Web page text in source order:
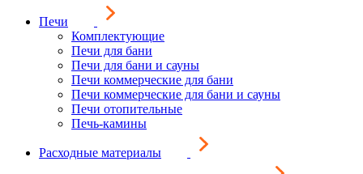
Печи
Комплектующие
Печи для бани
Печи для бани и сауны
Печи коммерческие для бани
Печи коммерческие для бани и сауны
Печи отопительные
Печь-камины
Расходные материалы